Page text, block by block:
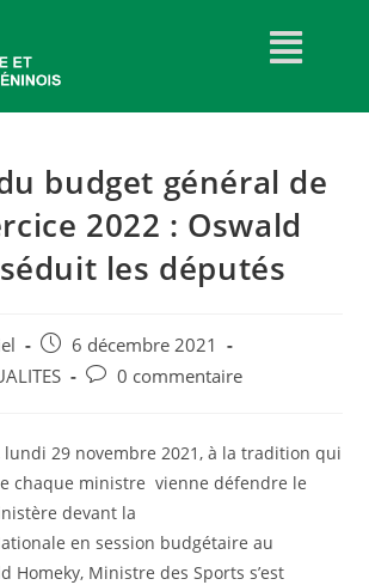
budget général de
2022 : Oswald
les députés
6 décembre 2021
0 commentaire
29 novembre 2021, à la tradition qui
chaque ministre vienne défendre le
devant la
en session budgétaire au
Homeky, Ministre des Sports s’est